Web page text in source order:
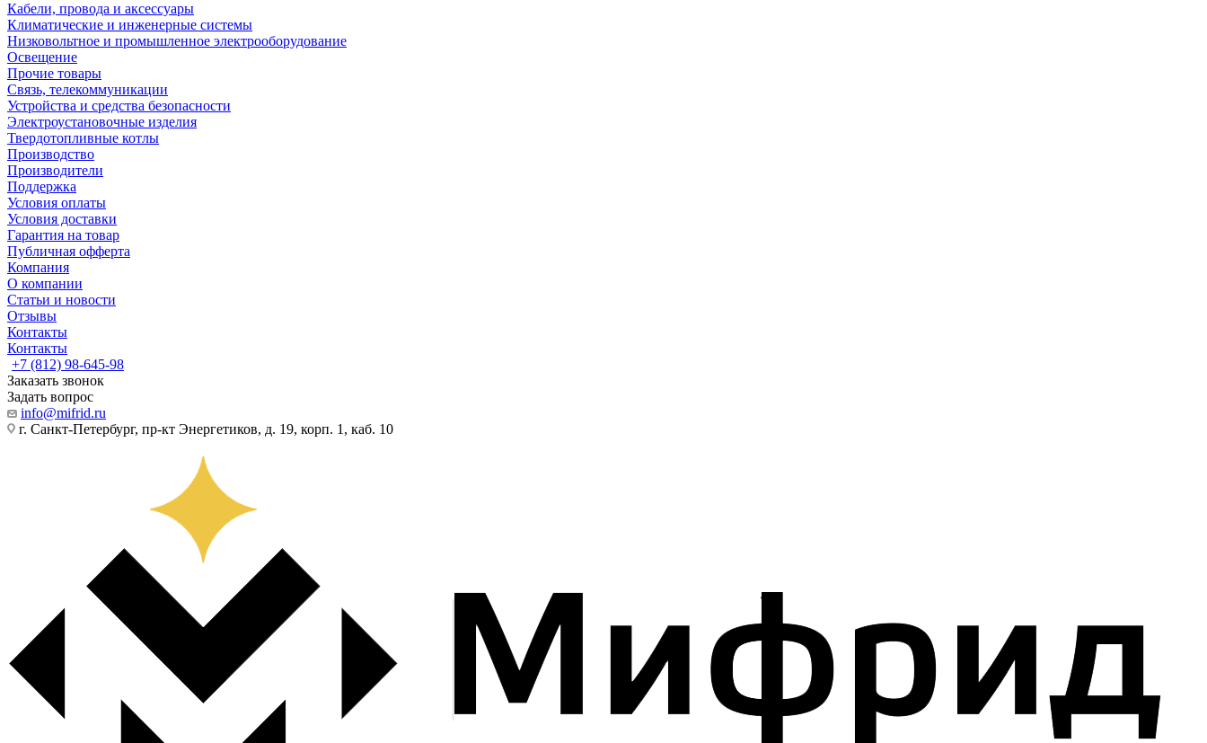
Кабели, провода и аксессуары
Климатические и инженерные системы
Низковольтное и промышленное электрооборудование
Освещение
Прочие товары
Связь, телекоммуникации
Устройства и средства безопасности
Электроустановочные изделия
Твердотопливные котлы
Производство
Производители
Поддержка
Условия оплаты
Условия доставки
Гарантия на товар
Публичная офферта
Компания
О компании
Статьи и новости
Отзывы
Контакты
Контакты
+7 (812) 98-645-98
Заказать звонок
Задать вопрос
info@mifrid.ru
г. Санкт-Петербург, пр-кт Энергетиков, д. 19, корп. 1, каб. 10